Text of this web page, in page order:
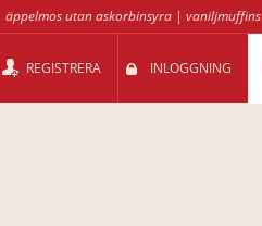
äppelmos utan askorbinsyra| vaniljmuffins
REGISTRERA INLOGGNING